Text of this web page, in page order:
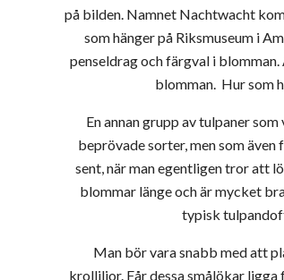
på bilden. Namnet Nachtwacht
som hänger på Riksmuseum i
penseldrag och färgval i
blomman. Hur som
En annan grupp av tulpaner
beprövade sorter, men som
sent, när man egentligen tror att
blommar länge och är mycket
typisk
Man bör vara snabb med att
krolliljor. Får dessa smålökar